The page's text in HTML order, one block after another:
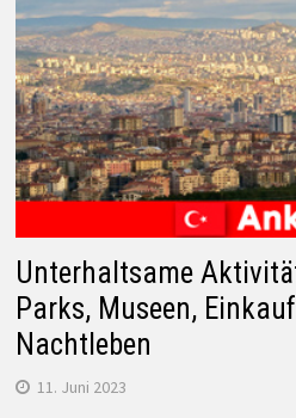
Unterhaltsame
Parks, Museen,
Nachtleben
11. Juni 2023